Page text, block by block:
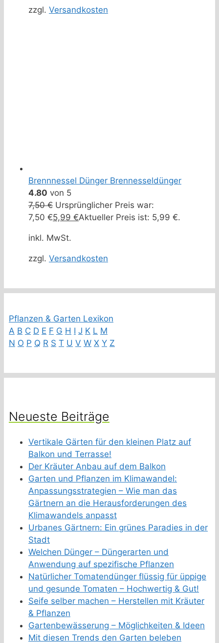
zzgl. Versandkosten
Brennnessel Dünger Brennesseldünger
4.80 von 5
7,50€ Ursprünglicher Preis war:
7,50 €5,99 €Aktueller Preis ist: 5,99 €.
inkl. MwSt.
zzgl. Versandkosten
Pflanzen & Garten Lexikon
A B C D E F G H I J K L M
N O P Q R S T U V W X Y Z
Neueste Beiträge
Vertikale Gärten für den kleinen Platz auf
Balkon und Terrasse!
Der Kräuter Anbau auf dem Balkon
Garten und Pflanzen im Klimawandel:
Anpassungsstrategien – Wie man das
Gärtnern an die Herausforderungen des
Klimawandels anpasst
Urbanes Gärtnern: Ein grünes Paradies in der
Stadt
Welchen Dünger – Düngerarten und
Anwendung auf spezifische Pflanzen
Natürlicher Tomatendünger flüssig für üppige
und gesunde Tomaten – Hochwertig & Gut!
Seife selber machen – Herstellen mit Kräuter
& Pflanzen
Gartenbewässerung – Möglichkeiten & Ideen
Mit diesen Trends den Garten beleben